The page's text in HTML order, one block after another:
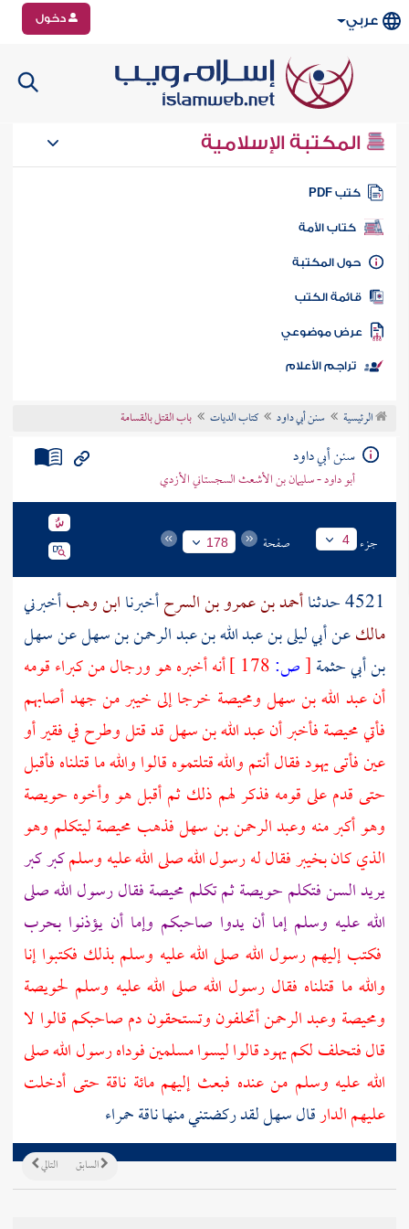
عربي دخول
المكتبة الإسلامية
كتب PDF
كتاب الأمة
المكتبة
الكتب
موضوعي
تراجم الأعلام
الرئيسية سنن أبي داود كتاب الديات باب القتل بالقسامة
سنن أبي داود
أبو داود - سليمان بن الأشعث السجستاني الأزدي
جزء 4 صفحة 178
4521 حدثنا أحمد بن عمرو بن السرحأخبرناابن وهبأخبرني
مالكعنأبي ليلى بن عبد الله بن عبد الرحمن بن سهلعنسهل
بن أبي حثمة[ص:
أنه أخبره هو ورجال من كبراء قومه
أنعبد الله بن سهلومحيصة خرجا إلىخيبرمن جهد أصابهم
فأتيمحيصةفأخبر أنعبد الله بن سهلقد قتل وطرح في فقير أو
عين فأتىيهودفقال أنتم والله قتلتموه قالوا والله ما قتلناه فأقبل
حتى قدم على قومه فذكر لهم ذلك ثم أقبل هو وأخوه حويصة
وهو أكبر منه وعبد الرحمن بن سهلفذهب محيصةليتكلم وهو
الذي كانبخيبرفقال له رسول الله صلى الله عليه وسلمكبر كبر
يريد السن فتكلمحويصةثم تكلممحيصةفقال رسول الله صلى
الله عليه وسلم إما أن يدوا صاحبكم وإما أن يؤذنوا بحرب
فكتب إليهم رسول الله صلى الله عليه وسلم بذلك فكتبوا إنا
والله ما قتلناه فقال رسول الله صلى الله عليه وسلم لحويصة
ومحيصة وعبد الرحمنأتحلفون وتستحقون دم صاحبكم قالوا لا
قال فتحلف لكميهودقالوا ليسوا مسلمين فوداه رسول الله صلى
الله عليه وسلم من عنده فبعث إليهم مائة ناقة حتى أدخلت
عليهم الدارقالسهللقد ركضتني منها ناقة حمراء
التالي السابق